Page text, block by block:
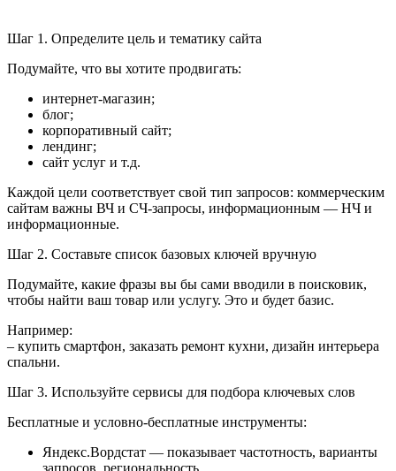
Шаг 1. Определите цель и тематику сайта
Подумайте, что вы хотите продвигать:
интернет-магазин;
блог;
корпоративный сайт;
лендинг;
сайт услуг и т.д.
Каждой цели соответствует свой тип запросов: коммерческим
сайтам важны ВЧ и СЧ-запросы, информационным — НЧ и
информационные.
Шаг 2. Составьте список базовых ключей вручную
Подумайте, какие фразы вы бы сами вводили в поисковик,
чтобы найти ваш товар или услугу. Это и будет базис.
Например:
– купить смартфон, заказать ремонт кухни, дизайн интерьера
спальни.
Шаг 3. Используйте сервисы для подбора ключевых слов
Бесплатные и условно-бесплатные инструменты:
Яндекс.Вордстат — показывает частотность, варианты
запросов, региональность.